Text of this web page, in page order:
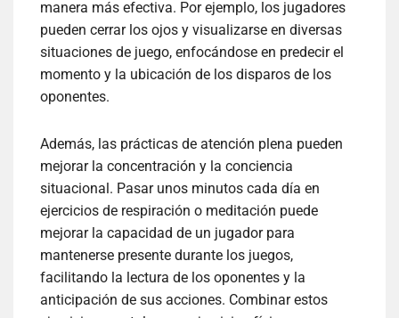
manera más efectiva. Por ejemplo, los jugadores
pueden cerrar los ojos y visualizarse en diversas
situaciones de juego, enfocándose en predecir el
momento y la ubicación de los disparos de los
oponentes.
Además, las prácticas de atención plena pueden
mejorar la concentración y la conciencia
situacional. Pasar unos minutos cada día en
ejercicios de respiración o meditación puede
mejorar la capacidad de un jugador para
mantenerse presente durante los juegos,
facilitando la lectura de los oponentes y la
anticipación de sus acciones. Combinar estos